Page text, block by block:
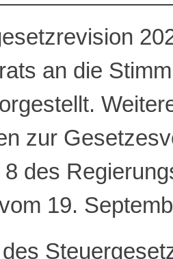
an die
zur
des
19.